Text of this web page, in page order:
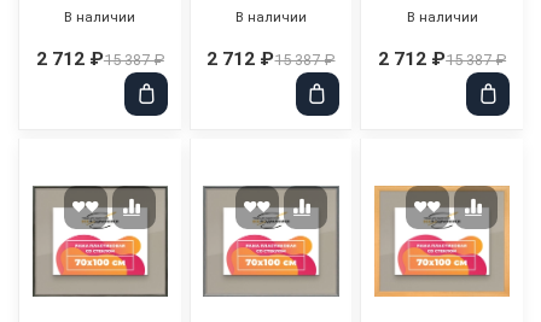
В наличии
2 712 ₽15 387 ₽
В наличии
2 712 ₽15 387 ₽
В наличии
2 712 ₽15 387 ₽